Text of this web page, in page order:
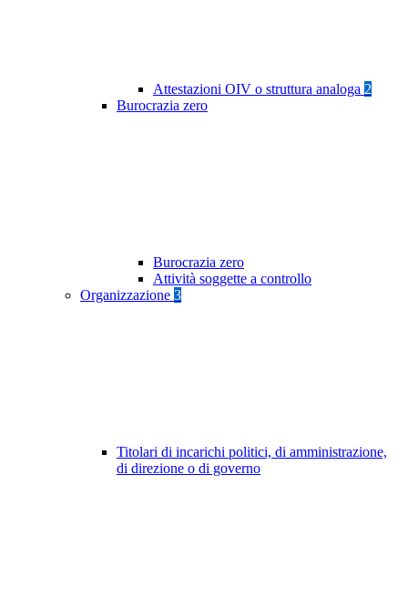
Attestazioni OIV o struttura analoga 2
Burocrazia zero
Burocrazia zero
Attività soggette a controllo
Organizzazione 3
Titolari di incarichi politici, di amministrazione,
di direzione o di governo